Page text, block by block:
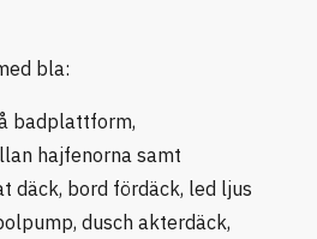
bla:
badplattform,
hajfenorna samt
däck, bord fördäck, led ljus
dusch akterdäck,